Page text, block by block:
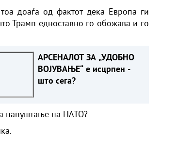
доаѓа од фактот дека Европа ги
Трамп едноставно го обожава и го
АРСЕНАЛОТ ЗА „УДОБНО
ВОЈУВАЊЕ“ е исцрпен -
што сега?
напуштање на НАТО?